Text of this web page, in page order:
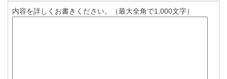
内容を詳しくお書きください。（最大全角で1,000文字）